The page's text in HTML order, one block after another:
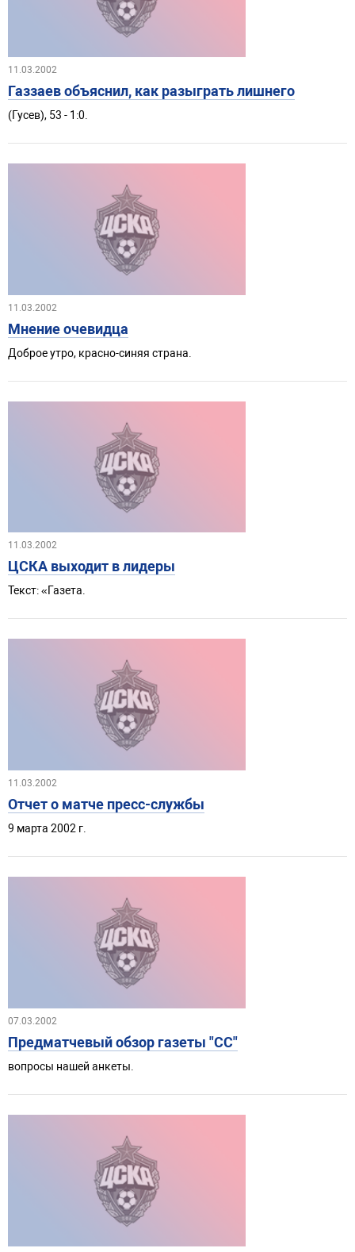
11.03.2002
Газзаев объяснил, как разыграть лишнего
(Гусев), 53 - 1:0.
11.03.2002
Мнение очевидца
Доброе утро, красно-синяя страна.
11.03.2002
ЦСКА выходит в лидеры
Текст: «Газета.
11.03.2002
Отчет о матче пресс-службы
9 марта 2002 г.
07.03.2002
Предматчевый обзор газеты "СС"
вопросы нашей анкеты.